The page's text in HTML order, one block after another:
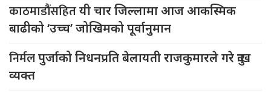
काठमाडौंसहितयी चार जिल्लामा आज आकस्मिक
बाढीको ‘उच्च’ जोखिमको पूर्वानुमान
निर्मलपुर्जाको निधनप्रति बेलायती राजकुमारले गरे दुःख
व्यक्त